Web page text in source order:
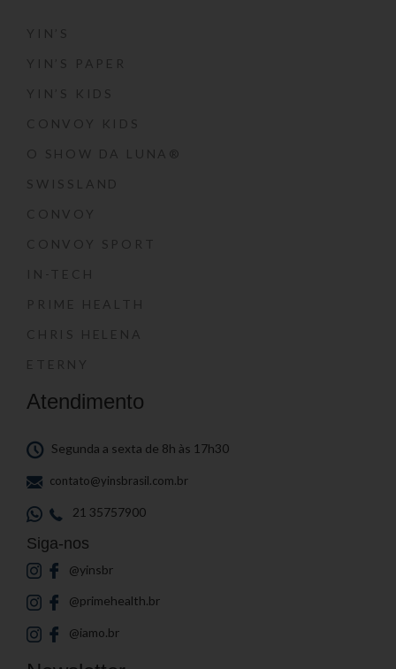
YIN’S
YIN’S PAPER
YIN’S KIDS
CONVOY KIDS
O SHOW DA LUNA®
SWISSLAND
CONVOY
CONVOY SPORT
IN-TECH
PRIME HEALTH
CHRIS HELENA
ETERNY
Atendimento
Segunda a sexta de 8h às 17h30
contato@yinsbrasil.com.br
21 35757900
Siga-nos
@yinsbr
@primehealth.br
@iamo.br